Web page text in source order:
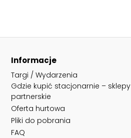
Informacje
Targi / Wydarzenia
Gdzie kupić stacjonarnie – sklepy
partnerskie
Oferta hurtowa
Pliki do pobrania
FAQ